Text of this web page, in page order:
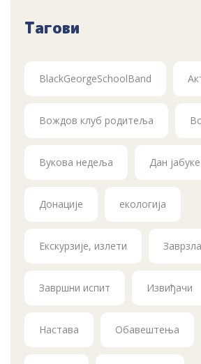
Тагови
BlackGeorgeSchoolBand
Вождов клуб родитеља
Вукова недеља Дан јабуке
Донације екологија
Екскурзије, излети
Завршни испит Извиђачи
Настава Обавештења